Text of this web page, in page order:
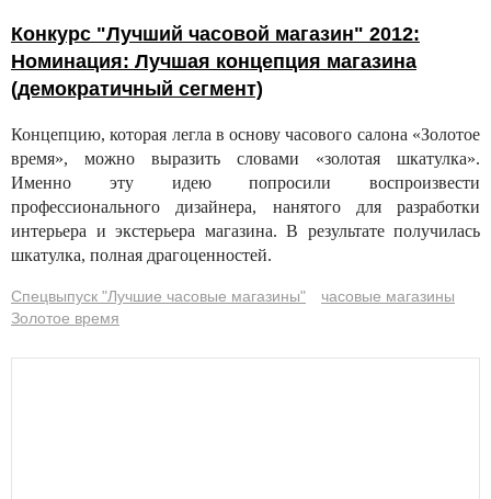
Конкурс "Лучший часовой магазин" 2012:
Номинация: Лучшая концепция магазина
(демократичный сегмент)
Концепцию, которая легла в основу часового салона «Золотое
время», можно выразить словами «золотая шкатулка».
Именно эту идею попросили воспроизвести
профессионального дизайнера, нанятого для разработки
интерьера и экстерьера магазина. В результате получилась
шкатулка, полная драгоценностей.
Спецвыпуск "Лучшие часовые магазины"
часовые магазины
Золотое время